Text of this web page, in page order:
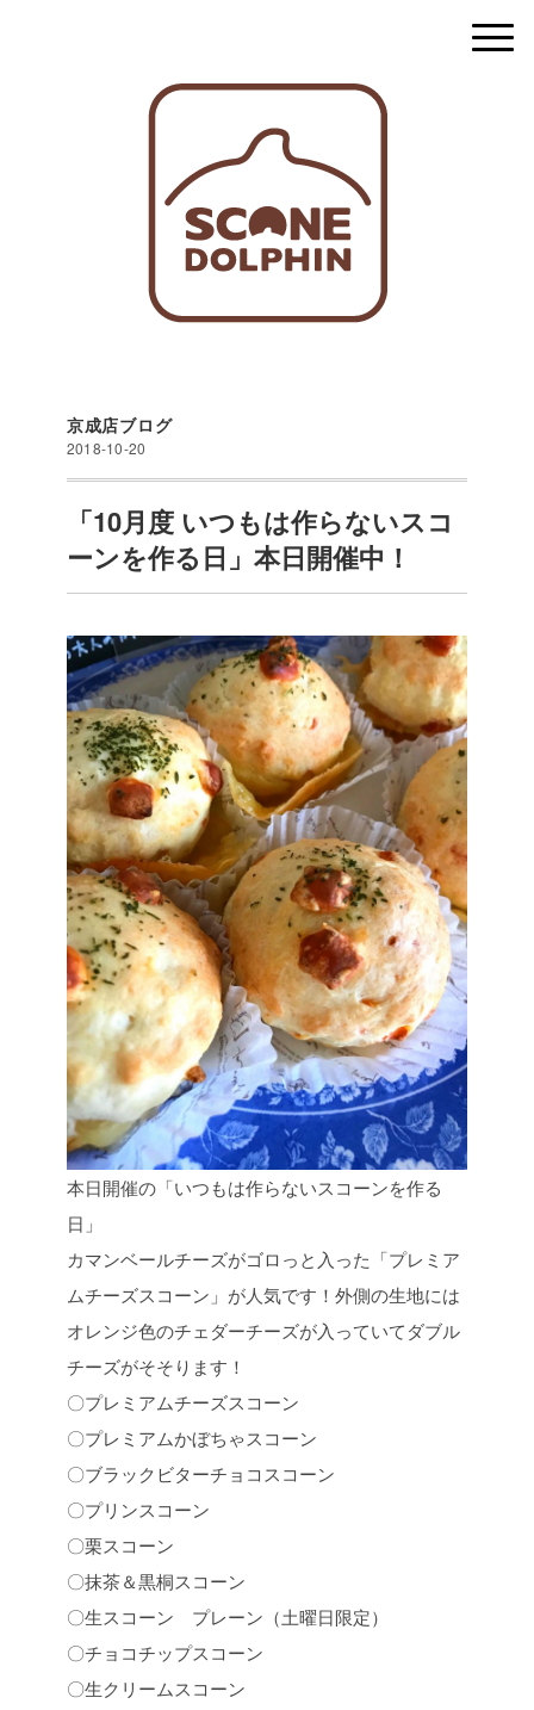
京成店ブログ
2018-10-20
「10月度 いつもは作らないスコ
ーンを作る日」本日開催中！
本日開催の「いつもは作らないスコーンを作る
日」
カマンベールチーズがゴロっと入った「プレミア
ムチーズスコーン」が人気です！外側の生地には
オレンジ色のチェダーチーズが入っていてダブル
チーズがそそります！
〇プレミアムチーズスコーン
〇プレミアムかぼちゃスコーン
〇ブラックビターチョコスコーン
〇プリンスコーン
〇栗スコーン
〇抹茶＆黒桐スコーン
〇生スコーン プレーン（土曜日限定）
〇チョコチップスコーン
〇生クリームスコーン